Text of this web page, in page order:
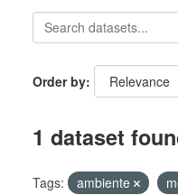
Order by
1 dataset
Tags: ambiente